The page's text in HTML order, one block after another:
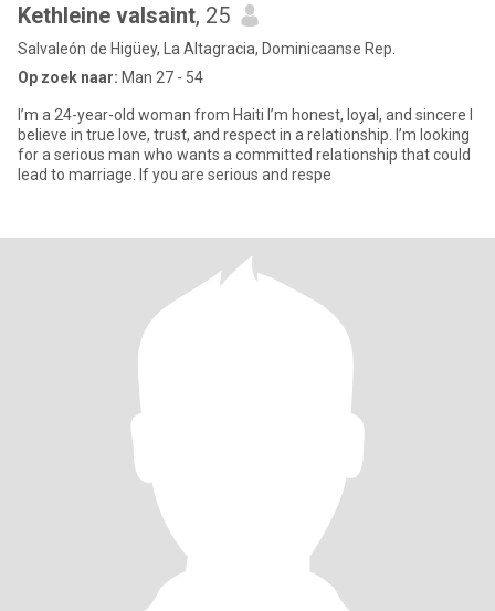
Kethleine valsaint, 25
Salvaleón de Higüey, La Altagracia, Dominicaanse Rep.
Op zoek naar: Man 27 - 54
I’m a 24-year-old woman from Haiti I’m honest, loyal, and sincere I
believe in true love, trust, and respect in a relationship. I’m looking
for a serious man who wants a committed relationship that could
lead to marriage. If you are serious and respe